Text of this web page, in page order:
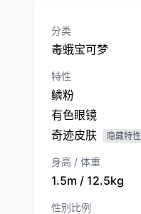
分类
毒蛾宝可梦
特性
鳞粉
有色眼镜
奇迹皮肤
隐藏特性
身高 / 体重
1.5m / 12.5kg
性别比例